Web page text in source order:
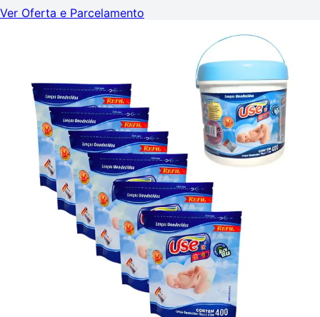
Ver Oferta e Parcelamento